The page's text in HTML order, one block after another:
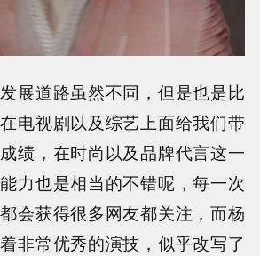
展道路虽然不同，但是也是比
电视剧以及综艺上面给我们带
绩，在时尚以及品牌代言这一
力也是相当的不错呢，每一次
会获得很多网友都关注，而杨
非常优秀的演技，似乎改写了